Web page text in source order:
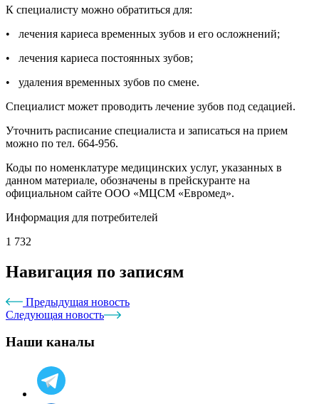
К специалисту можно обратиться для:
• лечения кариеса временных зубов и его осложнений;
• лечения кариеса постоянных зубов;
• удаления временных зубов по смене.
Специалист может проводить лечение зубов под седацией.
Уточнить расписание специалиста и записаться на прием
можно по тел. 664-956.
Коды по номенклатуре медицинских услуг, указанных в
данном материале, обозначены в прейскуранте на
официальном сайте ООО «МЦСМ «Евромед».
Информация для потребителей
1 732
Навигация по записям
Предыдущая новость
Следующая новость
Наши каналы